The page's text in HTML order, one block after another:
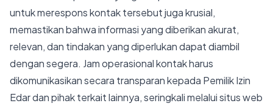
untuk merespons kontak tersebut juga krusial,
memastikan bahwa informasi yang diberikan akurat,
relevan, dan tindakan yang diperlukan dapat diambil
dengan segera. Jam operasional kontak harus
dikomunikasikan secara transparan kepada Pemilik Izin
Edar dan pihak terkait lainnya, seringkali melalui situs web